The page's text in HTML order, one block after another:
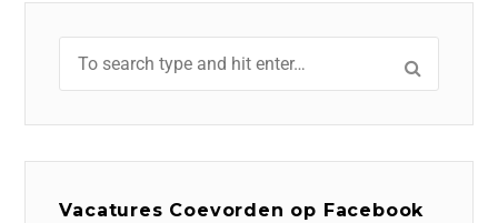
Vacatures Coevorden op Facebook